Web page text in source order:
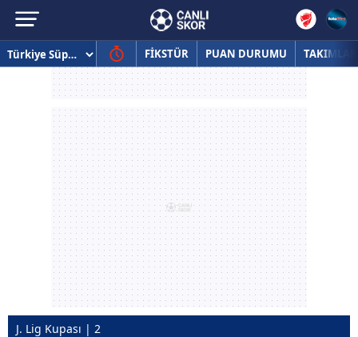
FİKSTÜR PUAN DURUMU TAKIMLAR
J. Lig Kupası | 2